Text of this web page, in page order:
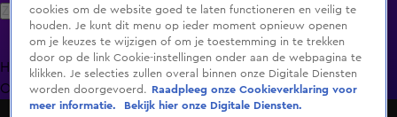
Zoeken
HomeUitzending Gemist Programma's De Bondgenoten
OranjezomerLivestreamsShop
cookies om de website goed te laten functioneren en veilig te
houden. Je kunt dit menu op ieder moment opnieuw openen
om je keuzes te wijzigen of om je toestemming in te trekken
door op de link Cookie-instellingen onder aan de webpagina te
klikken. Je selecties zullen overal binnen onze Digitale Diensten
worden doorgevoerd.
Raadpleeg onze Cookieverklaring voor
meer informatie.
Bekijk hier onze Digitale Diensten.